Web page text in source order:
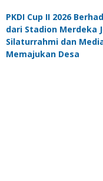
PKDI Cup II 2026
dari Stadion Merdeka
Silaturrahmi dan
Memajukan Desa